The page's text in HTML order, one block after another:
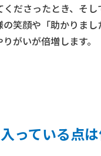
ださったとき、そ
笑顔や「助かりま
がいが倍増します。
っている点